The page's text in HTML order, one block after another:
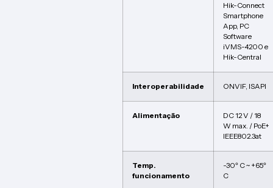
Hik-Connect
Smartphone
App, PC
Software
iVMS-4200 e
Hik-Central
Interoperabilidade ONVIF, ISAPI
Alimentação
DC 12 V / 18
W max. / PoE+
IEEE802.3at
Temp.
funcionamento
-30º C ~ +65º
C